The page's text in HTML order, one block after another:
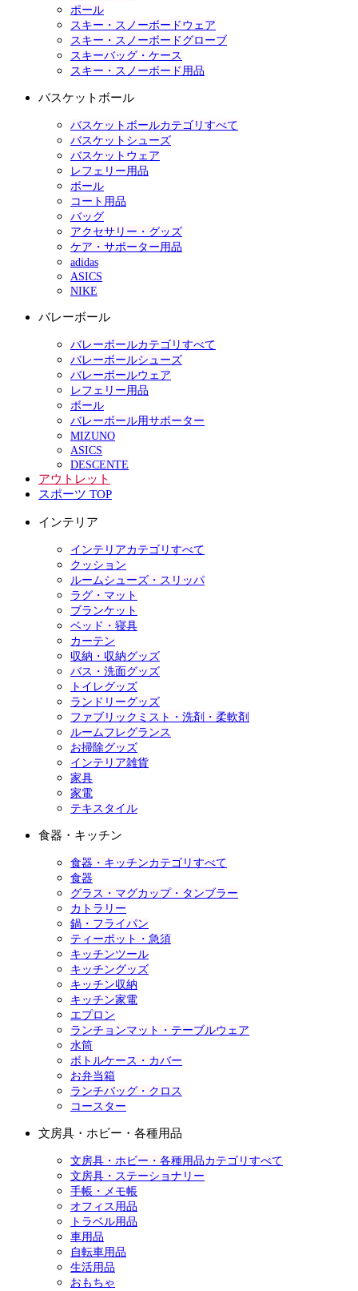
ポール
スキー・スノーボードウェア
スキー・スノーボードグローブ
スキーバッグ・ケース
スキー・スノーボード用品
バスケットボール
バスケットボールカテゴリすべて
バスケットシューズ
バスケットウェア
レフェリー用品
ボール
コート用品
バッグ
アクセサリー・グッズ
ケア・サポーター用品
adidas
ASICS
NIKE
バレーボール
バレーボールカテゴリすべて
バレーボールシューズ
バレーボールウェア
レフェリー用品
ボール
バレーボール用サポーター
MIZUNO
ASICS
DESCENTE
アウトレット
スポーツ TOP
インテリア
インテリアカテゴリすべて
クッション
ルームシューズ・スリッパ
ラグ・マット
ブランケット
ベッド・寝具
カーテン
収納・収納グッズ
バス・洗面グッズ
トイレグッズ
ランドリーグッズ
ファブリックミスト・洗剤・柔軟剤
ルームフレグランス
お掃除グッズ
インテリア雑貨
家具
家電
テキスタイル
食器・キッチン
食器・キッチンカテゴリすべて
食器
グラス・マグカップ・タンブラー
カトラリー
鍋・フライパン
ティーポット・急須
キッチンツール
キッチングッズ
キッチン収納
キッチン家電
エプロン
ランチョンマット・テーブルウェア
水筒
ボトルケース・カバー
お弁当箱
ランチバッグ・クロス
コースター
文房具・ホビー・各種用品
文房具・ホビー・各種用品カテゴリすべて
文房具・ステーショナリー
手帳・メモ帳
オフィス用品
トラベル用品
車用品
自転車用品
生活用品
おもちゃ